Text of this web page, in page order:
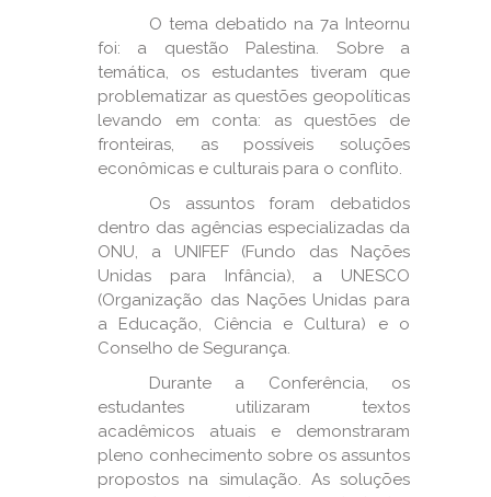
O tema debatido na 7a Inteornu
foi: a questão Palestina. Sobre a
temática, os estudantes tiveram que
problematizar as questões geopolíticas
levando em conta: as questões de
fronteiras, as possíveis soluções
econômicas e culturais para o conflito.
Os assuntos foram debatidos
dentro das agências especializadas da
ONU, a UNIFEF (Fundo das Nações
Unidas para Infância), a UNESCO
(Organização das Nações Unidas para
a Educação, Ciência e Cultura) e o
Conselho de Segurança.
Durante a Conferência, os
estudantes utilizaram textos
acadêmicos atuais e demonstraram
pleno conhecimento sobre os assuntos
propostos na simulação. As soluções